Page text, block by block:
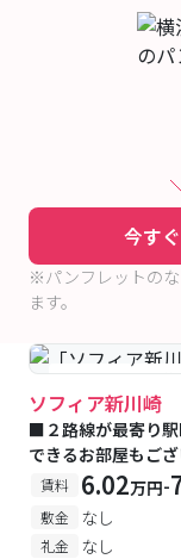
今す
※パンフレットの
ます。
#女性専用 #予
ソフィア新川崎
■２路線が最寄り
できるお部屋もござ
賃料 6.02万円-
敷金 なし
礼金
なし